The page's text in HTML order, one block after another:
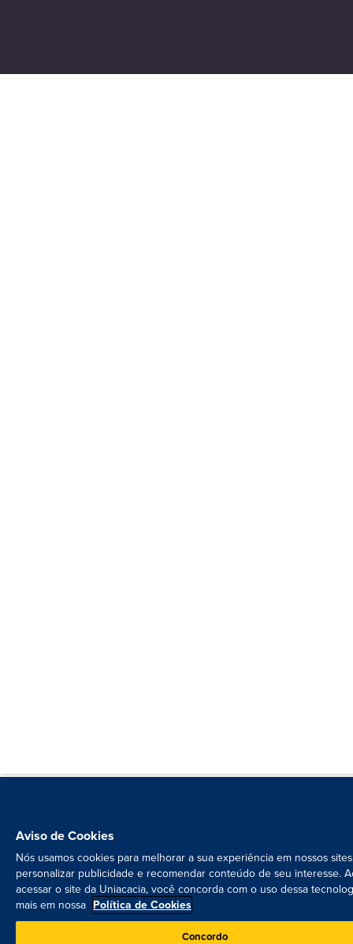
Aviso de Cookies
Nós usamos cookies para melhorar a sua experiência em nossos
personalizar publicidade e recomendar conteúdo de seu interesse.
acessar o site da Uniacacia, você concorda com o uso dessa
mais em nossa Política de Cookies
Concordo